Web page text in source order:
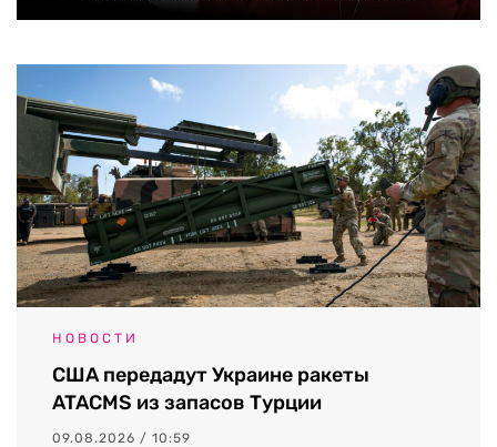
НОВОСТИ
США передадут Украине ракеты
ATACMS из запасов Турции
09.08.2026 / 10:59